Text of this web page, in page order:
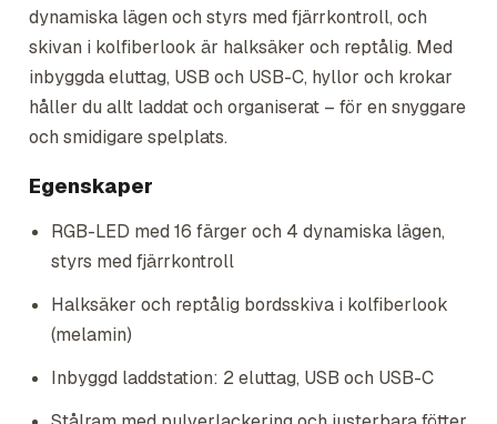
dynamiska lägen och styrs med fjärrkontroll, och
skivan i kolfiberlook är halksäker och reptålig. Med
inbyggda eluttag, USB och USB-C, hyllor och krokar
håller du allt laddat och organiserat – för en snyggare
och smidigare spelplats.
Egenskaper
RGB-LED med 16 färger och 4 dynamiska lägen,
styrs med fjärrkontroll
Halksäker och reptålig bordsskiva i kolfiberlook
(melamin)
Inbyggd laddstation: 2 eluttag, USB och USB-C